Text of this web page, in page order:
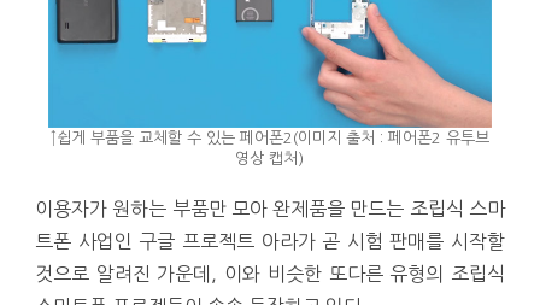
↑쉽게 부품을 교체할 수 있는 페어폰2(이미지 출처 : 페어폰2 유투브
영상 캡처)
이용자가 원하는 부품만 모아 완제품을 만드는 조립식 스마
트폰 사업인 구글 프로젝트 아라가 곧 시험 판매를 시작할
것으로 알려진 가운데, 이와 비슷한 또다른 유형의 조립식